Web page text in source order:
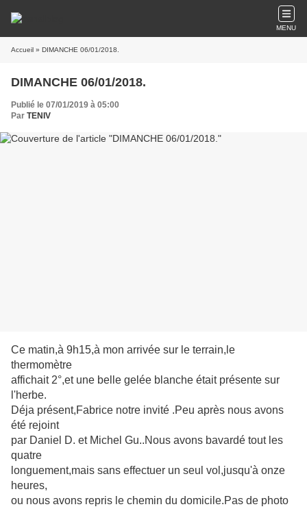
MENU
Accueil » DIMANCHE 06/01/2018.
DIMANCHE 06/01/2018.
Publié le 07/01/2019 à 05:00
Par TENIV
Ce matin,à 9h15,à mon arrivée sur le terrain,le
thermomètre
affichait 2°,et une belle gelée blanche était présente sur
l'herbe.
Déja présent,Fabrice notre invité .Peu après nous avons
été rejoint
par Daniel D. et Michel Gu..Nous avons bavardé tout les
quatre
longuement,mais sans effectuer un seul vol,jusqu'à onze
heures,
ou nous avons repris le chemin du domicile.Pas de photo